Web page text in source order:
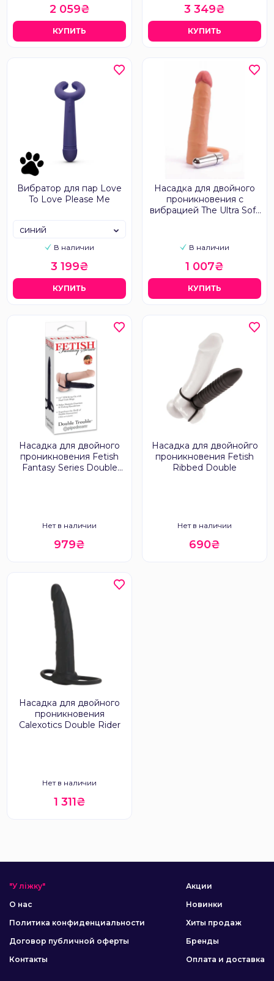
2 059₴
КУПИТЬ
3 349₴
КУПИТЬ
Вибратор для пар Love
To Love Please Me
В наличии
синий
3 199₴
КУПИТЬ
Насадка для двойного
проникновения с
вибрацией The Ultra Soft
В наличии
1 007₴
КУПИТЬ
Насадка для двойного
проникновения Fetish
Fantasy Series Double
Нет в наличии
979₴
Насадка для двойнойго
проникновения Fetish
Ribbed Double
Нет в наличии
690₴
Насадка для двойного
проникновения
Calexotics Double Rider
Нет в наличии
1 311₴
"У ліжку"
О нас
Политика конфиденциальности
Договор публичной оферты
Контакты
Акции
Новинки
Хиты продаж
Бренды
Оплата и доставка